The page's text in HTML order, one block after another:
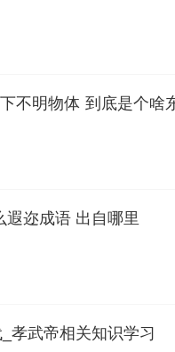
不明物体 到底是个啥
遐迩成语 出自哪里
孝武帝相关知识学习